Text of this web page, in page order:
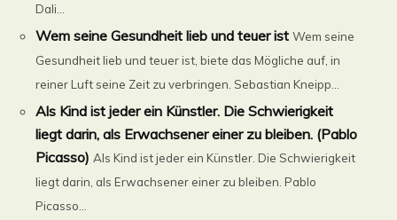
Dali...
Wem seine Gesundheit lieb und teuer ist Wem seine
Gesundheit lieb und teuer ist, biete das Mögliche auf, in
reiner Luft seine Zeit zu verbringen. Sebastian Kneipp...
Als Kind ist jeder ein Künstler. Die Schwierigkeit
liegt darin, als Erwachsener einer zu bleiben. (Pablo
Picasso) Als Kind ist jeder ein Künstler. Die Schwierigkeit
liegt darin, als Erwachsener einer zu bleiben. Pablo
Picasso...